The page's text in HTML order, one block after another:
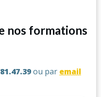
nos formations
ou par email